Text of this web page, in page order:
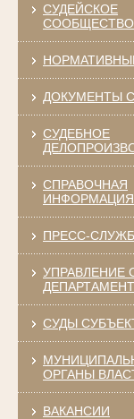
СУДЕЙСКОЕ
СООБЩЕСТВО
ДОКУМЕНТЫ
СУДЕБНОЕ
СПРАВОЧНАЯ
ИНФОРМАЦИЯ
ПРЕСС-
УПРАВЛЕНИЕ
СУДЫ
ОРГАНЫ
ВАКАНСИИ